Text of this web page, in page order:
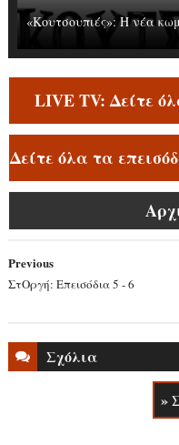
«Κουτσουπιές»: Η νέα
LIVE TV: Δείτε
Δείτε όλα τα
Previous
ΣτΟργή: Επεισόδια 5 - 6
Σχόλια
»